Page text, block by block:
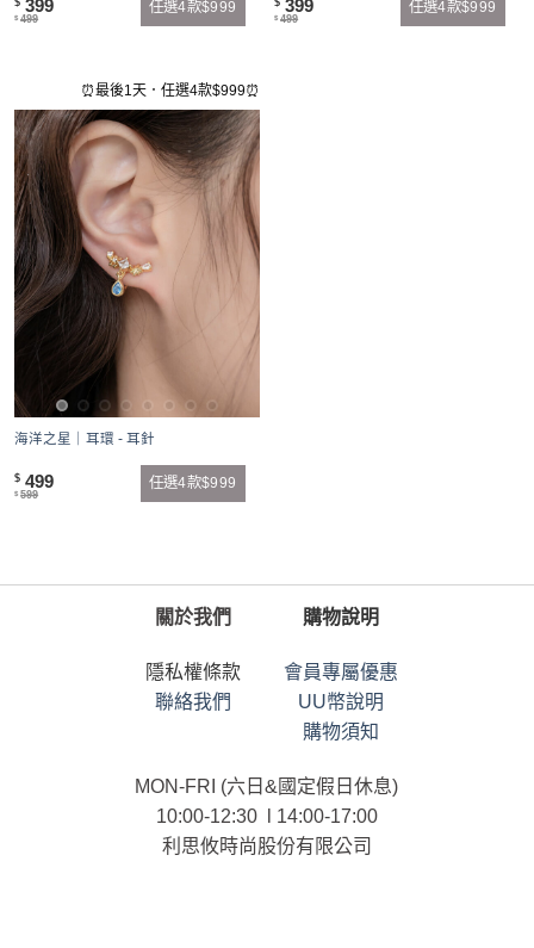
399
$ 499
任選4款$999 399
$ 499
任選4款$999
⏰最後1天．任選4款$999⏰
海洋之星｜耳環 - 耳針
$ 499
$ 599
任選4款$999
關於我們
隱私權條款
聯絡我們
購物說明
會員專屬優惠
UU幣說明
購物須知
MON-FRI (六日&國定假日休息)
10:00-12:30 l 14:00-17:00
利思攸時尚股份有限公司